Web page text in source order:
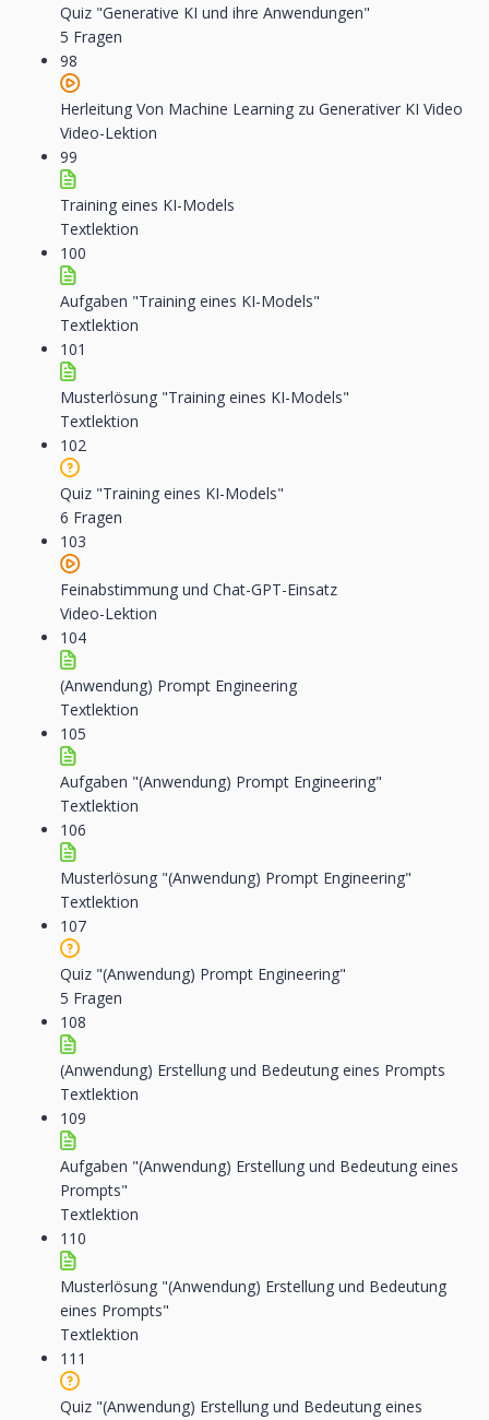
Quiz "Generative KI und ihre Anwendungen"
5 Fragen
98
Herleitung Von Machine Learning zu Generativer KI Video
Video-Lektion
99
Training eines KI-Models
Textlektion
100
Aufgaben "Training eines KI-Models"
Textlektion
101
Musterlösung "Training eines KI-Models"
Textlektion
102
Quiz "Training eines KI-Models"
6 Fragen
103
Feinabstimmung und Chat-GPT-Einsatz
Video-Lektion
104
(Anwendung) Prompt Engineering
Textlektion
105
Aufgaben "(Anwendung) Prompt Engineering"
Textlektion
106
Musterlösung "(Anwendung) Prompt Engineering"
Textlektion
107
Quiz "(Anwendung) Prompt Engineering"
5 Fragen
108
(Anwendung) Erstellung und Bedeutung eines Prompts
Textlektion
109
Aufgaben "(Anwendung) Erstellung und Bedeutung eines
Prompts"
Textlektion
110
Musterlösung "(Anwendung) Erstellung und Bedeutung
eines Prompts"
Textlektion
111
Quiz "(Anwendung) Erstellung und Bedeutung eines